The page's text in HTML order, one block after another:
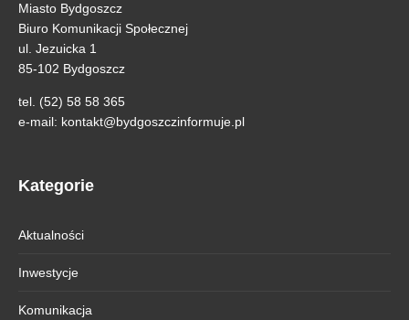
Miasto Bydgoszcz
Biuro Komunikacji Społecznej
ul. Jezuicka 1
85-102 Bydgoszcz
tel. (52) 58 58 365
e-mail: kontakt@bydgoszczinformuje.pl
Kategorie
Aktualności
Inwestycje
Komunikacja